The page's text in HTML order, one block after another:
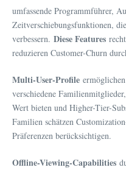
umfassende Programmführer,
Zeitverschiebungsfunktionen,
verbessern. Diese Features
reduzieren Customer-Churn
Multi-User-Profile
verschiedene
Wert bieten und Higher-Tier-
Familien schätzen
Präferenzen berücksichtigen.
Offline-Viewing-Capabilities